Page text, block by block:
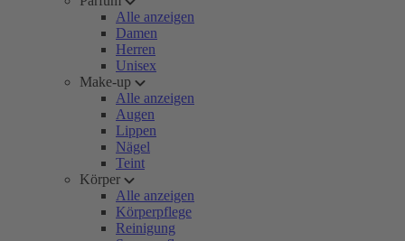
Alle anzeigen
Damen
Herren
Unisex
Make-up
Alle anzeigen
Augen
Lippen
Nägel
Teint
Körper
Alle anzeigen
Körperpflege
Reinigung